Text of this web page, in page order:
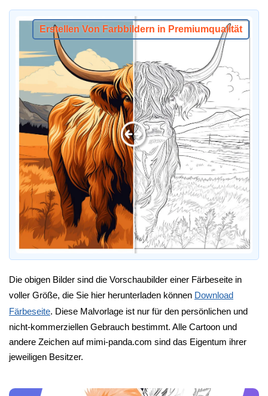
Erstellen Von Farbbildern in Premiumqualität
Die obigen Bilder sind die Vorschaubilder einer Färbeseite in
voller Größe, die Sie hier herunterladen können Download
Färbeseite. Diese Malvorlage ist nur für den persönlichen und
nicht-kommerziellen Gebrauch bestimmt. Alle Cartoon und
andere Zeichen auf mimi-panda.com sind das Eigentum ihrer
jeweiligen Besitzer.